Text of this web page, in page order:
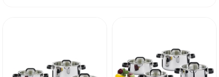
zijn geschikt voor alle warmtebronnen, inclusief inductie.
Uiteraard mogen de pannen in de vaatwasser.